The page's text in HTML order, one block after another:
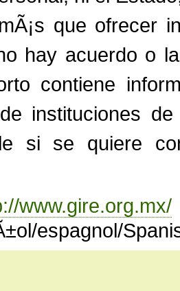
que ofrecer
hay acuerdo o
contiene
instituciones
si se quiere
www.gire.org.mx/
espagnol/